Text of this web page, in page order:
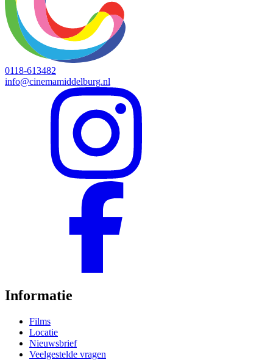
0118-613482
info@cinemamiddelburg.nl
Informatie
Films
Locatie
Nieuwsbrief
Veelgestelde vragen